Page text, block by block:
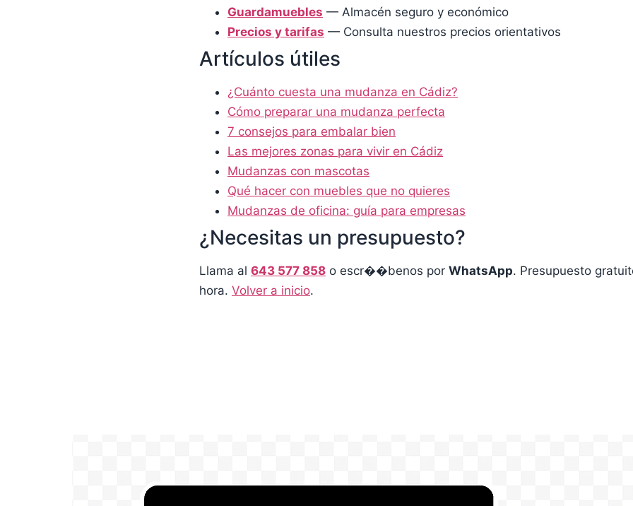
Guardamuebles — Almacén seguro y económico
Precios y tarifas — Consulta nuestros precios orientativos
Artículos útiles
¿Cuánto cuesta una mudanza en Cádiz?
Cómo preparar una mudanza perfecta
7 consejos para embalar bien
Las mejores zonas para vivir en Cádiz
Mudanzas con mascotas
Qué hacer con muebles que no quieres
Mudanzas de oficina: guía para empresas
¿Necesitas un presupuesto?
Llama al 643 577 858 o escr��benos por WhatsApp. Presupuesto
hora. Volver a inicio.